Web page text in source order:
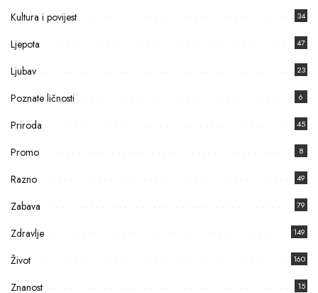
Kultura i povijest 34
Ljepota 47
Ljubav 23
Poznate ličnosti 6
Priroda 45
Promo 8
Razno 49
Zabava 79
Zdravlje 149
Život 160
Znanost 15